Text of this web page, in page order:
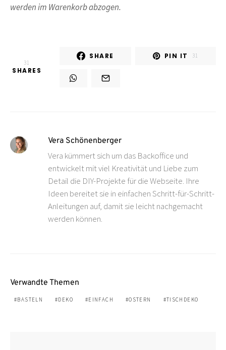
werden im Warenkorb abzogen.
31
SHARES
SHARE PIN IT 31
Vera Schönenberger
Vera kümmert sich um das Backoffice und
entwickelt mit viel Kreativität und Liebe zum
Detail die DIY-Projekte für die Webseite. Ihre
Ideen bereitet sie in einfachen Schritt-für-Schritt-
Anleitungen auf, damit sie leicht nachgemacht
werden können.
Verwandte Themen
BASTELN DEKO EINFACH OSTERN TISCHDEKO